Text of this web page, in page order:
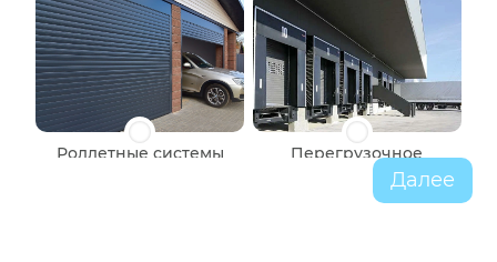
Роллетные системы
Перегрузочное
оборудованиеДалее